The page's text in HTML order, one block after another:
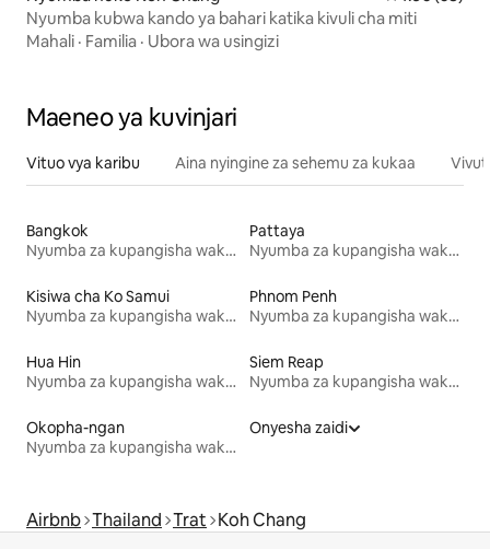
Nyumba kubwa kando ya bahari katika kivuli cha miti
Mahali · Familia · Ubora wa usingizi
Maeneo ya kuvinjari
Vituo vya karibu Aina nyingine za sehemu za kukaa
Bangkok
Nyumba za kupangisha wakati wa likizo
Pattaya
Nyumba za kupangisha wakati wa likizo
Kisiwa cha Ko Samui
Nyumba za kupangisha wakati wa likizo
Phnom Penh
Nyumba za kupangisha wakati wa likizo
Hua Hin
Nyumba za kupangisha wakati wa likizo
Siem Reap
Nyumba za kupangisha wakati wa likizo
Okopha-ngan
Nyumba za kupangisha wakati wa likizo
Onyesha zaidi
Airbnb Thailand Trat Koh Chang